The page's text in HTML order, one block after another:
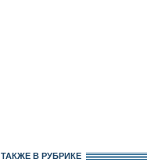
ТАКЖЕ В РУБРИКЕ